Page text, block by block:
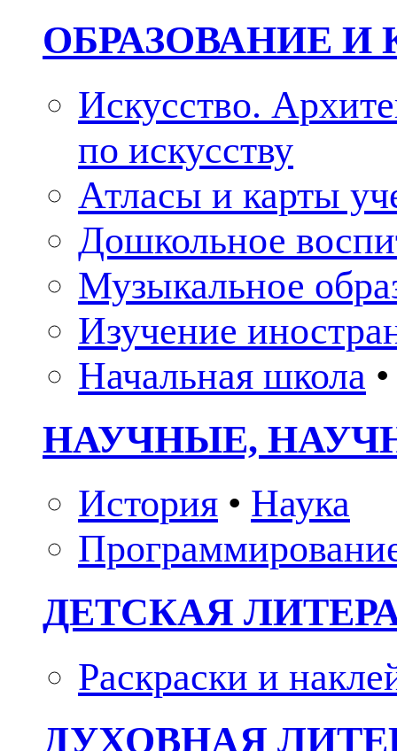
ОБРАЗОВАНИЕ И
Искусство.
по искусству
Атласы и карты
Дошкольное
Музыкальное
Изучение
Начальная школа •
НАУЧНЫЕ,
История • Наука
ДЕТСКАЯ
Раскраски и
ДУХОВНАЯ